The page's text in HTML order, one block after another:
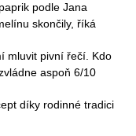
podle Jana
skončily, říká
mluvit pivní řečí. Kdo
aspoň 6/10
díky rodinné tradici